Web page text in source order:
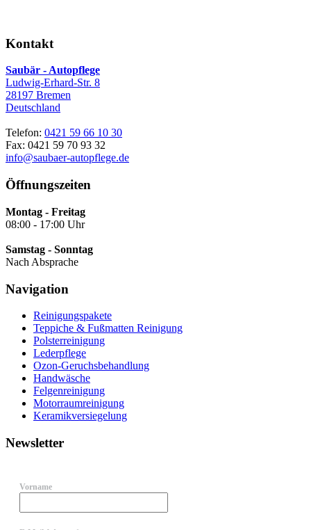
Kontakt
Saubär - Autopflege
Ludwig-Erhard-Str. 8
28197 Bremen
Deutschland
Telefon: 0421 59 66 10 30
Fax: 0421 59 70 93 32
info@saubaer-autopflege.de
Öffnungszeiten
Montag - Freitag
08:00 - 17:00 Uhr
Samstag - Sonntag
Nach Absprache
Navigation
Reinigungspakete
Teppiche & Fußmatten Reinigung
Polsterreinigung
Lederpflege
Ozon-Geruchsbehandlung
Handwäsche
Felgenreinigung
Motorraumreinigung
Keramikversiegelung
Newsletter
Vorname